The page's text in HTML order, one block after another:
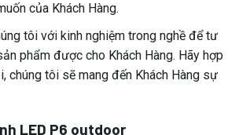
của Khách Hàng.
tôi với kinh nghiệm trong nghề để tư
phẩm được cho Khách Hàng. Hãy hợp
chúng tôi sẽ mang đến Khách Hàng sự
LED P6 outdoor